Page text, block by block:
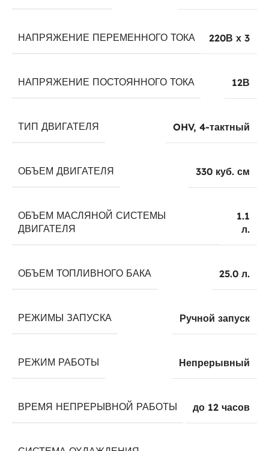
НАПРЯЖЕНИЕ ПЕРЕМЕННОГО ТОКА 220В х 3
НАПРЯЖЕНИЕ ПОСТОЯННОГО ТОКА 12В
ТИП ДВИГАТЕЛЯ OHV, 4-тактный
ОБЪЕМ ДВИГАТЕЛЯ 330 куб. см
ОБЪЕМ МАСЛЯНОЙ СИСТЕМЫ
ДВИГАТЕЛЯ
1.1
л.
ОБЪЕМ ТОПЛИВНОГО БАКА 25.0 л.
РЕЖИМЫ ЗАПУСКА Ручной запуск
РЕЖИМ РАБОТЫ Непрерывный
ВРЕМЯ НЕПРЕРЫВНОЙ РАБОТЫ до 12 часов